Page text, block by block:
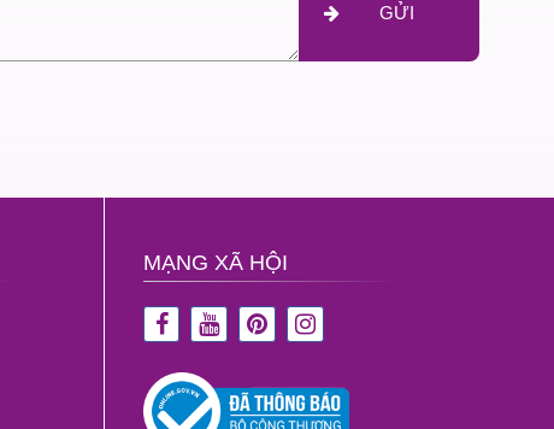
GỬI
MẠNG XÃ HỘI